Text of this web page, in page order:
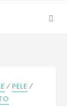
⁄ PELE ⁄